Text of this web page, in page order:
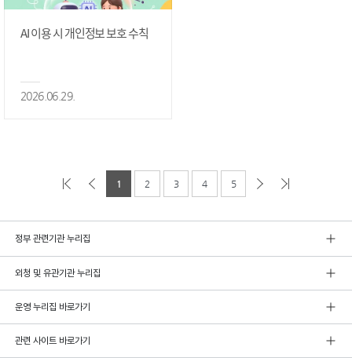
AI 이용 시 개인정보 보호 수칙
2026.06.29.
1 2 3 4 5
정부 관련기관 누리집
외청 및 유관기관 누리집
운영 누리집 바로가기
관련 사이트 바로가기